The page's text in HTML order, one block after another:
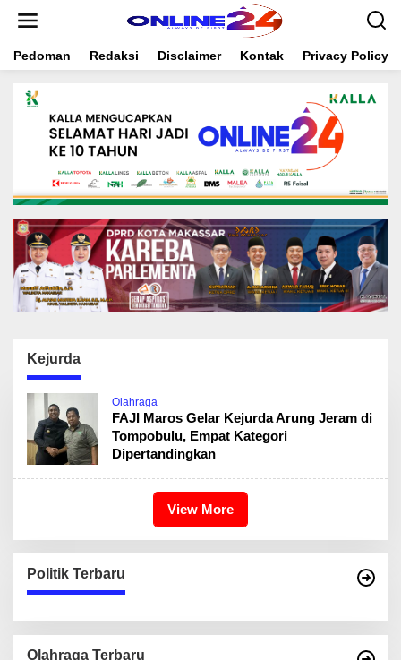
t
Pedoman Redaksi Disclaimer Kontak Privacy Policy
Kejurda
Olahraga
FAJI Maros Gelar Kejurda Arung Jeram di
Tompobulu, Empat Kategori
Dipertandingkan
View More
Politik Terbaru
Olahraga Terbaru